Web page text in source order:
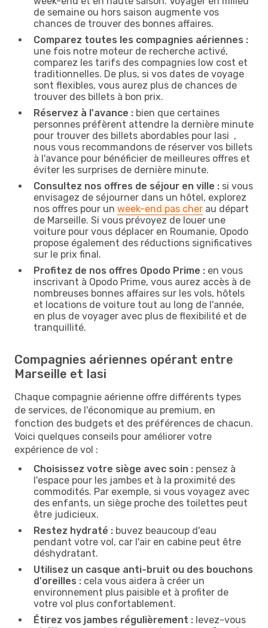
de semaine ou hors saison augmente vos
chances de trouver des bonnes affaires.
Comparez toutes les compagnies aériennes :
une fois notre moteur de recherche activé,
comparez les tarifs des compagnies low cost et
traditionnelles. De plus, si vos dates de voyage
sont flexibles, vous aurez plus de chances de
trouver des billets à bon prix.
Réservez à l'avance : bien que certaines
personnes préfèrent attendre la dernière minute
pour trouver des billets abordables pour Iasi ,
nous vous recommandons de réserver vos billets
à l'avance pour bénéficier de meilleures offres et
éviter les surprises de dernière minute.
Consultez nos offres de séjour en ville : si vous
envisagez de séjourner dans un hôtel, explorez
nos offres pour un week-end pas cher au départ
de Marseille. Si vous prévoyez de louer une
voiture pour vous déplacer en Roumanie, Opodo
propose également des réductions significatives
sur le prix final.
Profitez de nos offres Opodo Prime : en vous
inscrivant à Opodo Prime, vous aurez accès à de
nombreuses bonnes affaires sur les vols, hôtels
et locations de voiture tout au long de l'année,
en plus de voyager avec plus de flexibilité et de
tranquillité.
Compagnies aériennes opérant entre
Marseille et Iasi
Chaque compagnie aérienne offre différents types
de services, de l'économique au premium, en
fonction des budgets et des préférences de chacun.
Voici quelques conseils pour améliorer votre
expérience de vol :
Choisissez votre siège avec soin : pensez à
l'espace pour les jambes et à la proximité des
commodités. Par exemple, si vous voyagez avec
des enfants, un siège proche des toilettes peut
être judicieux.
Restez hydraté : buvez beaucoup d'eau
pendant votre vol, car l'air en cabine peut être
déshydratant.
Utilisez un casque anti-bruit ou des bouchons
d'oreilles : cela vous aidera à créer un
environnement plus paisible et à profiter de
votre vol plus confortablement.
Étirez vos jambes régulièrement : levez-vous